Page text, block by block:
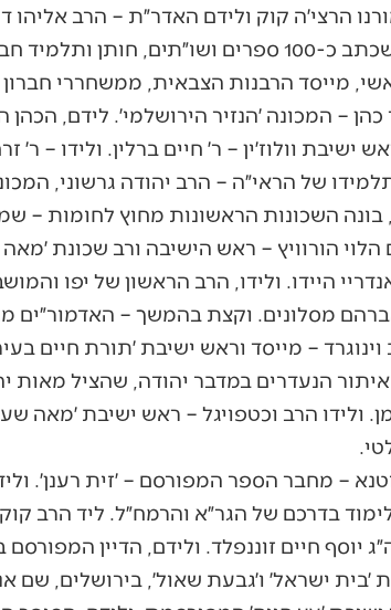
הרצי׳ה קוק ולידם האדר״ת – הרב אליהו
׳מענה אליהו׳, שכתב כ-100 ספרים
מייסד הרבנות הצבאית, ממשחררי חברון
כהן – המכונה ׳הנזיר הירושלמי׳. לידם,
ישיבת וולוז׳ין – ר׳ חיים ברלין. ולידו –
של הראי״ה – הרב יהודה גרשוני,
בונה השכונות הראשונות מחוץ לחומות –
הלוי הורוויץ – ראש הישיבה ורב שכונת
היידו. ולידו, הרב הראשון של יפו
מסלונים. וקצת בהמשך – האדמור״ים
וינוגרד – מייסד וראש ישיבת ׳תורת חיים
הנעדרים במדבר יהודה, שהציל מאות
ולידו הרב וכטפויגל – ראש ישיבת ׳מאה
– מחבר הספר המפורסם – ׳זית רענן׳.
בדרכם של הגר״א והרמח״ל. ליד הרב
יוסף חיים זוננפלד. ולידם, הדיין
׳בית ישראל׳ ו׳גבעת שאול׳, בירושלים,